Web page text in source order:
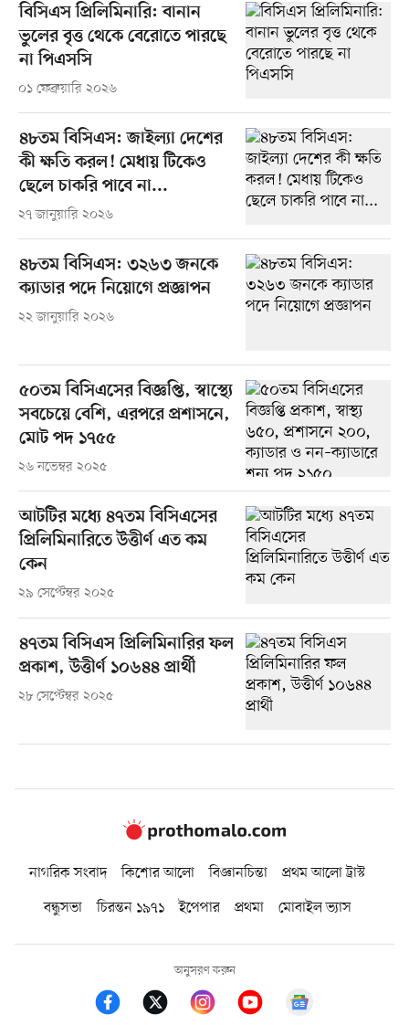
বিসিএস প্রিলিমিনারি: বানান
ভুলের বৃত্ত থেকে বেরোতে পারছে
না পিএসসি
০১ ফেব্রুয়ারি ২০২৬
৪৮তম বিসিএস: জাইল্যা দেশের
কী ক্ষতি করল! মেধায় টিকেও
ছেলে চাকরি পাবে না...
২৭ জানুয়ারি ২০২৬
৪৮তম বিসিএস: ৩২৬৩ জনকে
ক্যাডার পদে নিয়োগে প্রজ্ঞাপন
২২ জানুয়ারি ২০২৬
৫০তম বিসিএসের বিজ্ঞপ্তি, স্বাস্থ্যে
সবচেয়ে বেশি, এরপরে প্রশাসনে,
মোট পদ ১৭৫৫
২৬ নভেম্বর ২০২৫
আটটির মধ্যে ৪৭তম বিসিএসের
প্রিলিমিনারিতে উত্তীর্ণ এত কম
কেন
২৯ সেপ্টেম্বর ২০২৫
৪৭তম বিসিএস প্রিলিমিনারির ফল
প্রকাশ, উত্তীর্ণ ১০৬৪৪ প্রার্থী
২৮ সেপ্টেম্বর ২০২৫
নাগরিক সংবাদ কিশোর আলো বিজ্ঞানচিন্তা
প্রথম আলো ট্রাস্ট
বন্ধুসভা
চিরন্তন ১৯৭১ ইপেপার প্রথমা মোবাইল ভ্যাস
অনুসরণ করুন